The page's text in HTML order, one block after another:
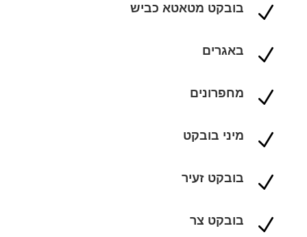
N בובקט מטאטא כביש
N באגרים
N מחפרונים
N מיני בובקט
N בובקט זעיר
N בובקט צר